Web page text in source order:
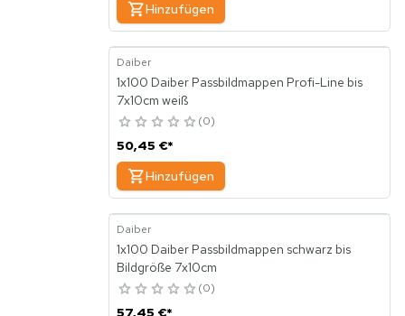
Hinzufügen
Daiber
1x100 Daiber Passbildmappen Profi-Line bis
7x10cm weiß
0
50,45 €*
Hinzufügen
Daiber
1x100 Daiber Passbildmappen schwarz bis
Bildgröße 7x10cm
0
57,45 €*